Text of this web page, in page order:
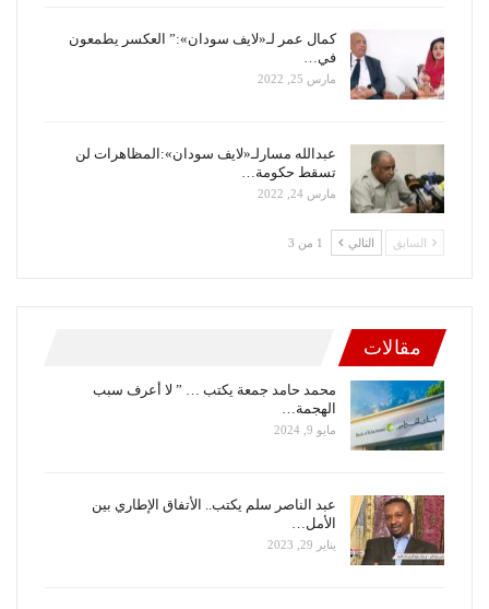
كمال عمر لـ«لايف سودان»:” العكسر يطمعون
في…
مارس 25, 2022
عبدالله مسارلـ«لايف سودان»:المظاهرات لن
تسقط حكومة…
مارس 24, 2022
السابق التالي 1 من 3
مقالات
محمد حامد جمعة يكتب … ” لا أعرف سبب
الهجمة…
مايو 9, 2024
عبد الناصر سلم يكتب.. الأتفاق الإطاري بين
الأمل…
يناير 29, 2023